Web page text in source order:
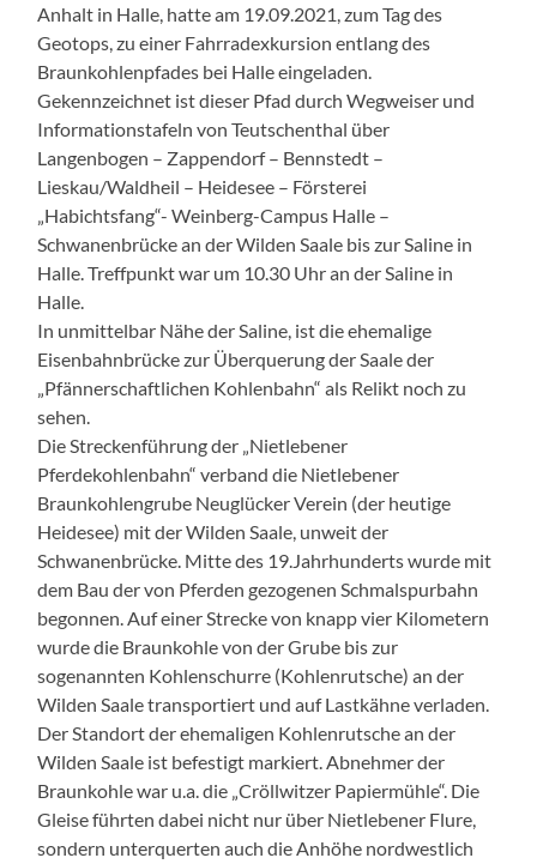
Anhalt in Halle, hatte am 19.09.2021, zum Tag des
Geotops, zu einer Fahrradexkursion entlang des
Braunkohlenpfades bei Halle eingeladen.
Gekennzeichnet ist dieser Pfad durch Wegweiser und
Informationstafeln von Teutschenthal über
Langenbogen – Zappendorf – Bennstedt –
Lieskau/Waldheil – Heidesee – Försterei
„Habichtsfang“- Weinberg-Campus Halle –
Schwanenbrücke an der Wilden Saale bis zur Saline in
Halle. Treffpunkt war um 10.30 Uhr an der Saline in
Halle.
In unmittelbar Nähe der Saline, ist die ehemalige
Eisenbahnbrücke zur Überquerung der Saale der
„Pfännerschaftlichen Kohlenbahn“ als Relikt noch zu
sehen.
Die Streckenführung der „Nietlebener
Pferdekohlenbahn“ verband die Nietlebener
Braunkohlengrube Neuglücker Verein (der heutige
Heidesee) mit der Wilden Saale, unweit der
Schwanenbrücke. Mitte des 19.Jahrhunderts wurde mit
dem Bau der von Pferden gezogenen Schmalspurbahn
begonnen. Auf einer Strecke von knapp vier Kilometern
wurde die Braunkohle von der Grube bis zur
sogenannten Kohlenschurre (Kohlenrutsche) an der
Wilden Saale transportiert und auf Lastkähne verladen.
Der Standort der ehemaligen Kohlenrutsche an der
Wilden Saale ist befestigt markiert. Abnehmer der
Braunkohle war u.a. die „Cröllwitzer Papiermühle“. Die
Gleise führten dabei nicht nur über Nietlebener Flure,
sondern unterquerten auch die Anhöhe nordwestlich